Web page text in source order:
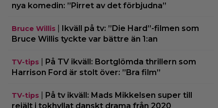
nya komedin: ”Pirret av det förbjudna”
Bruce Willis
Ikväll på tv: ”Die Hard”-filmen som
Bruce Willis tyckte var bättre än 1:an
TV-tips
På TV ikväll: Bortglömda thrillern som
Harrison Ford är stolt över: ”Bra film”
TV-tips
På tv ikväll: Mads Mikkelsen super till
rejält i tokhyllat danskt drama från 2020